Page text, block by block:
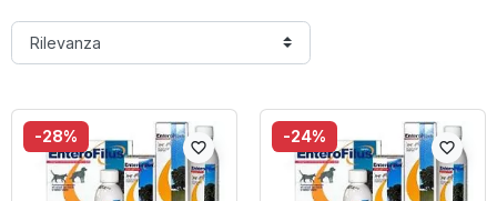
-28%
favorite_border
-24%
favorite_border